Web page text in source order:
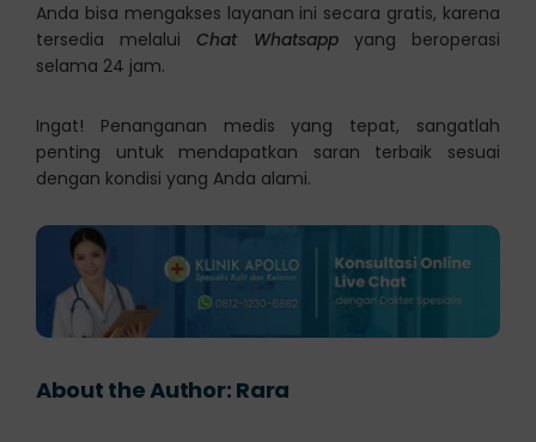
Anda bisa mengakses layanan ini secara gratis, karena
tersedia melaluiChat Whatsappyang beroperasi
selama 24 jam.
Ingat! Penanganan medis yang tepat, sangatlah
penting untuk mendapatkan saran terbaik sesuai
dengan kondisi yang Anda alami.
About the Author: Rara